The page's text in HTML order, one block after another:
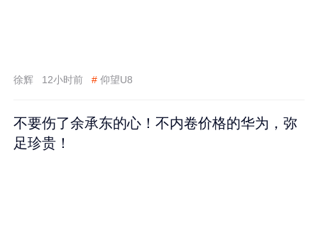
徐辉 12小时前 # 仰望U8
不要伤了余承东的心！不内卷价格的华为，弥
足珍贵！